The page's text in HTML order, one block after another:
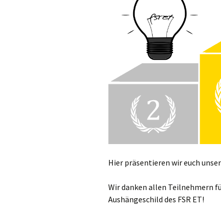
Hier präsentieren wir euch
Wir danken allen Teilnehmern
Aushängeschild des FSR ET!